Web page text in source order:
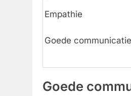
Empathie
Goede communicatie
Goede